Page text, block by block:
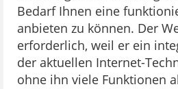
Bedarf Ihnen eine
anbieten zu können. Der
erforderlich, weil er ein
der aktuellen Internet-
ohne ihn viele Funktionen